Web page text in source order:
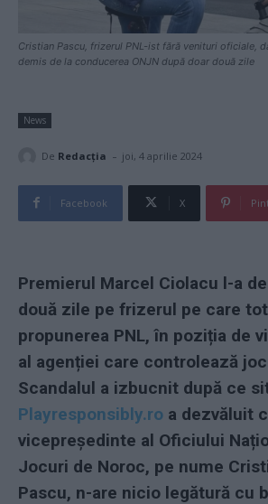
Cristian Pascu, frizerul PNL-ist fără venituri oficiale,
demis de la conducerea ONJN după doar două zile
News
De Redacţia - joi, 4 aprilie 2024
Facebook X
Premierul Marcel Ciolacu l-a
două zile pe frizerul pe care
propunerea PNL, în poziția de
al agenției care controlează
Scandalul a izbucnit după ce
Playresponsibly.ro a dezvăluit
vicepreședinte al Oficiului
Jocuri de Noroc, pe nume
Pascu, n-are nicio legătură cu